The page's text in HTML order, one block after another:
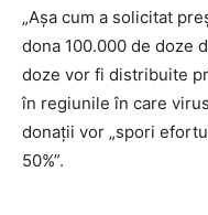
„Aşa cum a solicitat
dona 100.000 de doze
doze vor fi distribuite
în regiunile în care
donaţii vor „spori
50%”.